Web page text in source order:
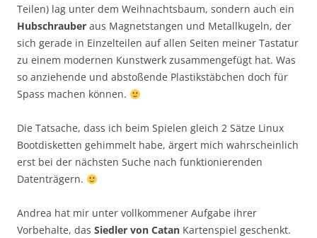
Teilen) lag unter dem Weihnachtsbaum, sondern auch ein
Hubschrauber aus Magnetstangen und Metallkugeln, der
sich gerade in Einzelteilen auf allen Seiten meiner Tastatur
zu einem modernen Kunstwerk zusammengefügt hat. Was
so anziehende und abstoßende Plastikstäbchen doch für
Spass machen können.
Die Tatsache, dass ich beim Spielen gleich 2 Sätze Linux
Bootdisketten gehimmelt habe, ärgert mich wahrscheinlich
erst bei der nächsten Suche nach funktionierenden
Datenträgern.
Andrea hat mir unter vollkommener Aufgabe ihrer
Vorbehalte, das Siedler von Catan Kartenspiel geschenkt.